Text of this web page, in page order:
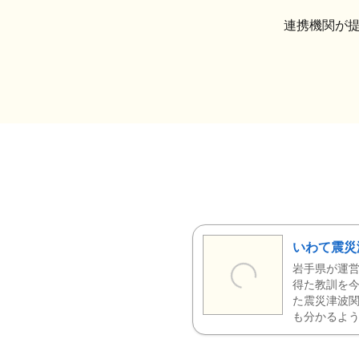
連携機関が
いわて震
岩手県が運
得た教訓を
た震災津波
も分かるよ